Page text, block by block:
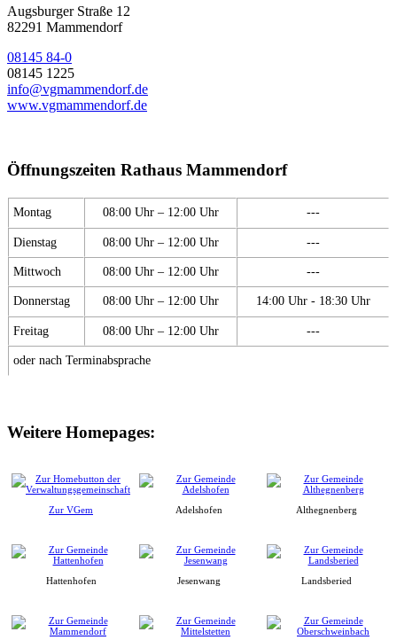
Augsburger Straße 12
82291 Mammendorf
08145 84-0
08145 1225
info@vgmammendorf.de
www.vgmammendorf.de
Öffnungszeiten Rathaus Mammendorf
Montag 08:00 Uhr – 12:00 Uhr ---
Dienstag 08:00 Uhr – 12:00 Uhr ---
Mittwoch 08:00 Uhr – 12:00 Uhr ---
Donnerstag 08:00 Uhr – 12:00 Uhr 14:00 Uhr - 18:30 Uhr
Freitag 08:00 Uhr – 12:00 Uhr ---
oder nach Terminabsprache
Weitere Homepages:
Zur VGem Adelshofen Althegnenberg
Hattenhofen Jesenwang Landsberied